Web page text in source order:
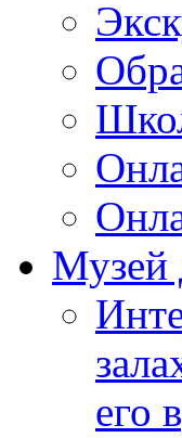
Музей
его